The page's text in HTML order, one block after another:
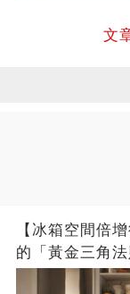
文
【冰箱空間倍
的「黃金三角法